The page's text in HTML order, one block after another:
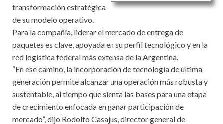
transformación estratégica
de su modelo operativo.
Para la compañía, liderar el mercado de entrega de
paquetes es clave, apoyada en su perfil tecnológico y en la
red logística federal más extensa de la Argentina.
“En ese camino, la incorporación de tecnología de última
generación permite alcanzar una operación más robusta y
sustentable, al tiempo que sienta las bases para una etapa
de crecimiento enfocada en ganar participación de
mercado”, dijo Rodolfo Casajus, director general de